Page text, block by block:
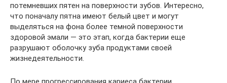
потемневших пятен на поверхности зубов. Интересно,
что поначалу пятна имеют белый цвет и могут
выделяться на фона более темной поверхности
здоровой эмали — это этап, когда бактерии еще
разрушают оболочку зуба продуктами своей
жизнедеятельности.